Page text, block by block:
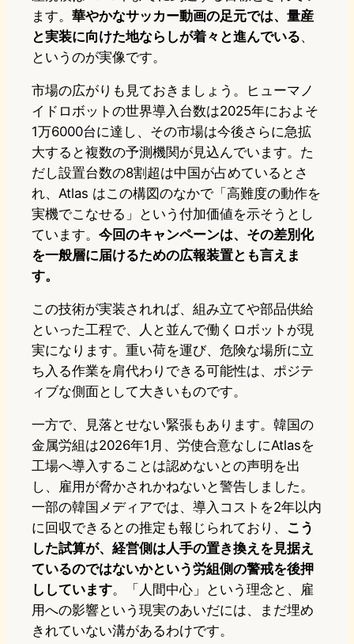
ます。 華やかなサッカー動画の足元では、量産
と実装に向けた地ならしが着々と進んでいる、
というのが実像です。
市場の広がりも見ておきましょう。ヒューマノ
イドロボットの世界導入台数は2025年におよそ
1万6000台に達し、その市場は今後さらに急拡
大すると複数の予測機関が見込んでいます。た
だし設置台数の8割超は中国が占めているとさ
れ、Atlas はこの構図のなかで「高難度の動作を
実機でこなせる」という付加価値を示そうとし
ています。 今回のキャンペーンは、その差別化
を一般層に届けるための広報装置とも言えま
す。
この技術が実装されれば、組み立てや部品供給
といった工程で、人と並んで働くロボットが現
実になります。重い荷を運び、危険な場所に立
ち入る作業を肩代わりできる可能性は、ポジテ
ィブな側面として大きいものです。
一方で、見落とせない緊張もあります。韓国の
金属労組は2026年1月、労使合意なしにAtlasを
工場へ導入することは認めないとの声明を出
し、雇用が脅かされかねないと警告しました。
一部の韓国メディアでは、導入コストを2年以内
に回収できるとの推定も報じられており、 こう
した試算が、経営側は人手の置き換えを見据え
ているのではないかという労組側の警戒を後押
ししています。「人間中心」という理念と、雇
用への影響という現実のあいだには、まだ埋め
きれていない溝があるわけです。